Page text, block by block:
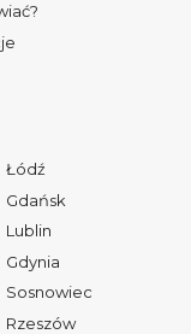
Łódź
Gdańsk
Lublin
Gdynia
Sosnowiec
Rzeszów